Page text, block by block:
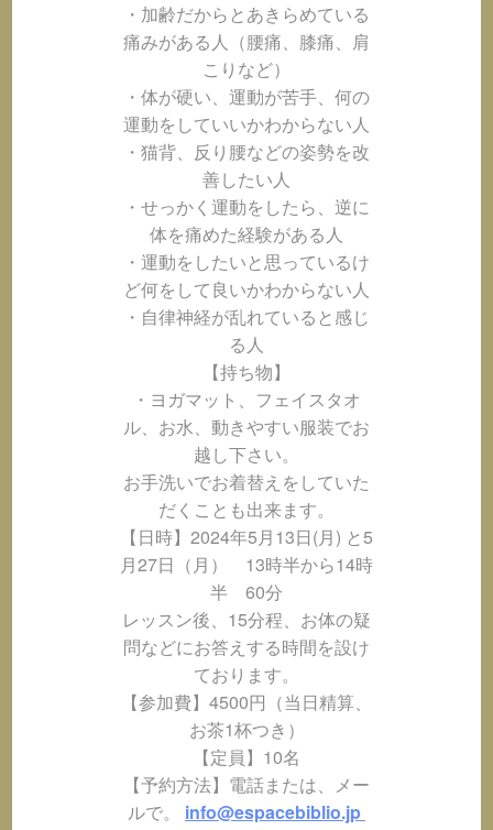
・加齢だからとあきらめている
痛みがある人（腰痛、膝痛、肩
こりなど）
・体が硬い、運動が苦手、何の
運動をしていいかわからない人
・猫背、反り腰などの姿勢を改
善したい人
・せっかく運動をしたら、逆に
体を痛めた経験がある人
・運動をしたいと思っているけ
ど何をして良いかわからない人
・自律神経が乱れていると感じ
る人
【持ち物】
・ヨガマット、フェイスタオ
ル、お水、動きやすい服装でお
越し下さい。
お手洗いでお着替えをしていた
だくことも出来ます。
【日時】2024年5月13日(月) と5
月27日（月） 13時半から14時
半 60分
レッスン後、15分程、お体の疑
問などにお答えする時間を設け
ております。
【参加費】4500円（当日精算、
お茶1杯つき）
【定員】10名
【予約方法】電話または、メー
ルで。
info@espacebiblio.jp